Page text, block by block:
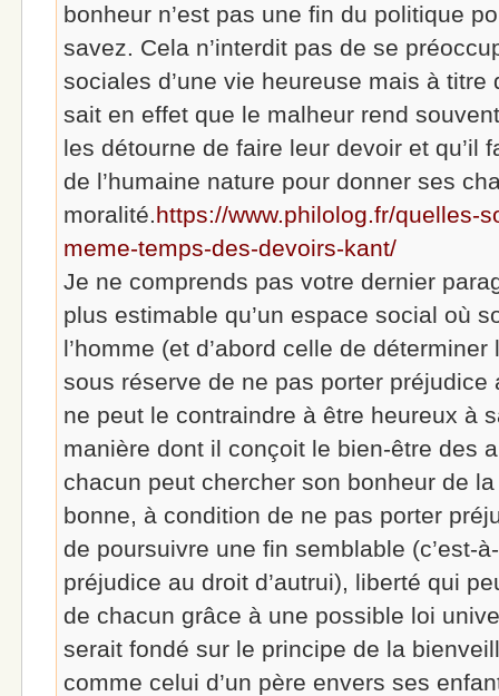
bonheur n’est pas une fin du politique
savez. Cela n’interdit pas de se
sociales d’une vie heureuse mais à
sait en effet que le malheur rend
les détourne de faire leur devoir et qu’il
de l’humaine nature pour donner ses
moralité.https://www.philolog.fr/quelles-
meme-temps-des-devoirs-kant/
Je ne comprends pas votre dernier
plus estimable qu’un espace social où
l’homme (et d’abord celle de
sous réserve de ne pas porter préjudice
ne peut le contraindre à être heureux à
manière dont il conçoit le bien-être des
chacun peut chercher son bonheur de
bonne, à condition de ne pas porter
de poursuivre une fin semblable (c’est-
préjudice au droit d’autrui), liberté qui
de chacun grâce à une possible loi
serait fondé sur le principe de la
comme celui d’un père envers ses